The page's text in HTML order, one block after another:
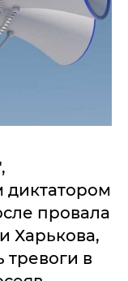
диктатором
провала
Харькова,
тревоги в